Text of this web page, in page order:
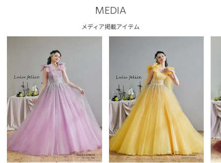
MEDIA
メディア掲載アイテム